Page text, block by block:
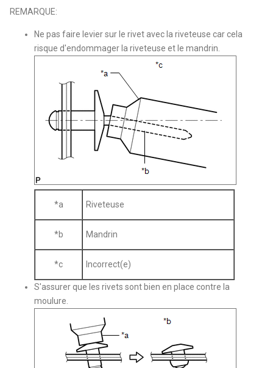
REMARQUE:
Ne pas faire levier sur le rivet avec la riveteuse car cela
risque d'endommager la riveteuse et le mandrin.
*a Riveteuse
*b Mandrin
*c Incorrect(e)
S'assurer que les rivets sont bien en place contre la
moulure.